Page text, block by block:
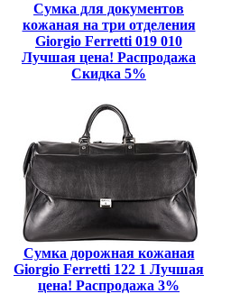
Сумка для документов
кожаная на три отделения
Giorgio Ferretti 019 010
Лучшая цена! Распродажа
Скидка 5%
Сумка дорожная кожаная
Giorgio Ferretti 122 1 Лучшая
цена! Распродажа 3%